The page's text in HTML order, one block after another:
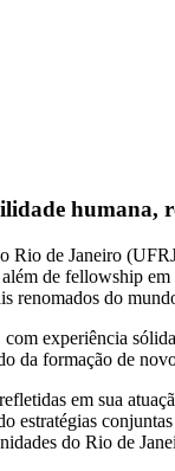
humana,
Rio de Janeiro
de fellowship
renomados do
experiência
formação de
em sua
do Rio de